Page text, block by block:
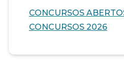
CONCURSOS
CONCURSOS 2026